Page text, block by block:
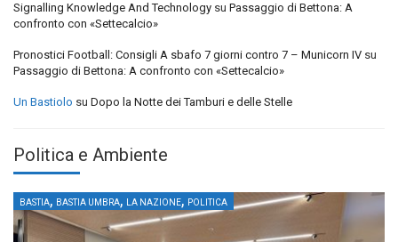
Signalling Knowledge And Technology su Passaggio di Bettona: A
confronto con «Settecalcio»
Pronostici Football: Consigli A sbafo 7 giorni contro 7 – Municorn IV su
Passaggio di Bettona: A confronto con «Settecalcio»
Un Bastiolo su Dopo la Notte dei Tamburi e delle Stelle
Politica e Ambiente
BASTIA, BASTIA UMBRA, LA NAZIONE, POLITICA